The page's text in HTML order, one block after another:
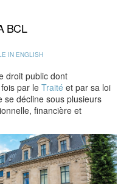
BCL
IN ENGLISH
droit public dont
par le Traité et par sa loi
se décline sous plusieurs
financière et